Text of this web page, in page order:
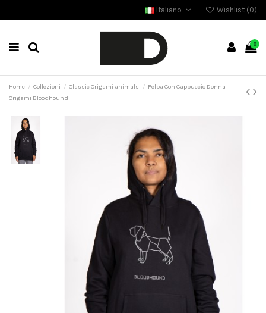
Italiano Wishlist (0)
0
Home Collezioni Classic Origami animals
Felpa Con Cappuccio Donna
Origami Bloodhound